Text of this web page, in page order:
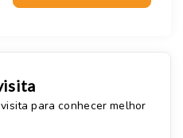
para conhecer melhor